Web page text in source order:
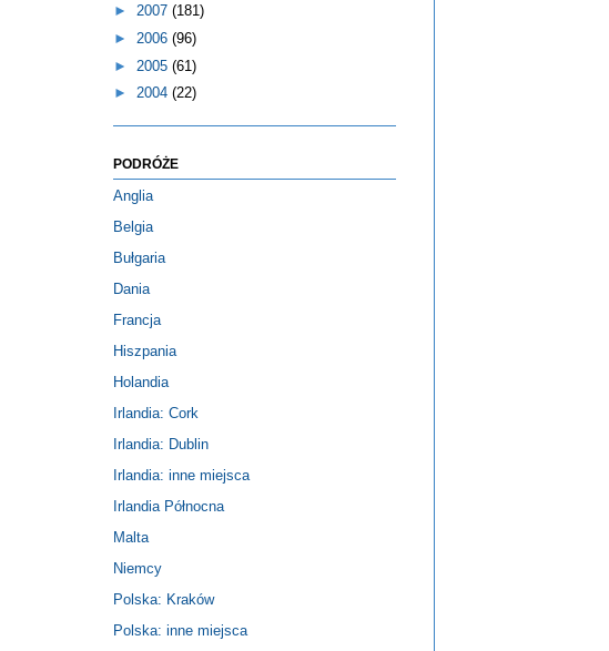
► 2007 (181)
► 2006 (96)
► 2005 (61)
► 2004 (22)
PODRÓŻE
Anglia
Belgia
Bułgaria
Dania
Francja
Hiszpania
Holandia
Irlandia: Cork
Irlandia: Dublin
Irlandia: inne miejsca
Irlandia Północna
Malta
Niemcy
Polska: Kraków
Polska: inne miejsca